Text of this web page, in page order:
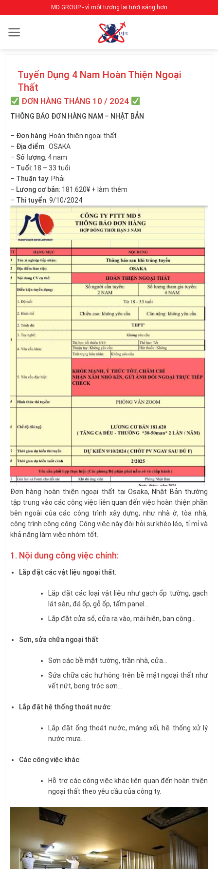
qua
nội
MD GROUP - vì một tương lai tươi sáng hơn
Tuyển Dụng 4 Nam Hoàn Thiện Ngoại
Thất
ĐƠN HÀNG THÁNG 10 / 2024
THÔNG BÁO ĐƠN HÀNG NAM – NHẬT BẢN
– Đơn hàng: Hoàn thiện ngoại thất
– Địa điểm: OSAKA
– Số lượng: 4 nam
– Tuổi: 18 – 33 tuổi
– Thuận tay: Phải
– Lương cơ bản: 181.620¥ + làm thêm
– Thi tuyển: 9/10/2024
Đơn hàng hoàn thiện ngoại thất tại Osaka, Nhật Bản thường
tập trung vào các công việc liên quan đến việc hoàn thiện phần
bên ngoài của các công trình xây dựng, như nhà ở, tòa nhà,
công trình công cộng. Công việc này đòi hỏi sự khéo léo, tỉ mỉ và
khả năng làm việc nhóm tốt.
1. Nội dung công việc chính:
Lắp đặt các vật liệu ngoại thất:
Lắp đặt các loại vật liệu như gạch ốp tường, gạch
lát sàn, đá ốp, gỗ ốp, tấm panel…
Lắp đặt cửa sổ, cửa ra vào, mái hiên, ban công…
Sơn, sửa chữa ngoại thất:
Sơn các bề mặt tường, trần nhà, cửa…
Sửa chữa các hư hỏng trên bề mặt ngoại thất như
vết nứt, bong tróc sơn…
Lắp đặt hệ thống thoát nước:
Lắp đặt ống thoát nước, máng xối, hệ thống xử lý
nước mưa…
Các công việc khác:
Hỗ trợ các công việc khác liên quan đến hoàn thiện
ngoại thất theo yêu cầu của công ty.